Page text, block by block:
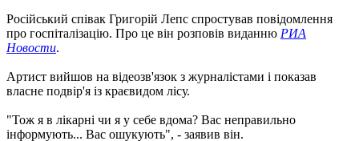
Російський співак Григорій Лепс спростував повідомлення
про госпіталізацію. Про це він розповів виданню РИА
Новости.
Артист вийшов на відеозв'язок з журналістами і показав
власне подвір'я із краєвидом лісу.
"Тож я в лікарні чи я у себе вдома? Вас неправильно
інформують... Вас ошукують", - заявив він.